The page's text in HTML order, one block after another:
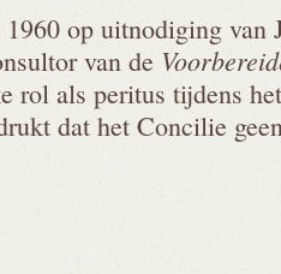
op uitnodiging
van de
rol als peritus tijdens
dat het Concilie